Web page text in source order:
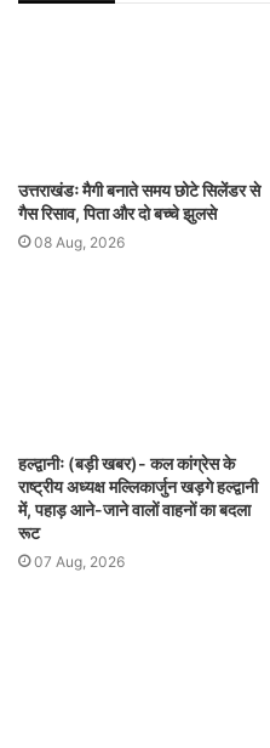
उत्तराखंडः मैगी बनाते समय छोटे सिलेंडर से
गैस रिसाव, पिता और दो बच्चे झुलसे
08 Aug, 2026
हल्द्वानीः (बड़ी खबर)- कल कांग्रेस के
राष्ट्रीय अध्यक्ष मल्लिकार्जुन खड़गे हल्द्वानी
में, पहाड़ आने-जाने वालों वाहनों का बदला
रूट
07 Aug, 2026